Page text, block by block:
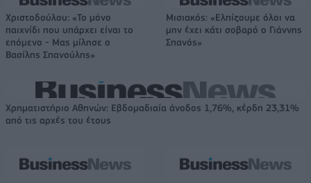
Χριστοδούλου: «Το μόνο
παιχνίδι που υπάρχει είναι το
επόμενο - Μας μίλησε ο
Βασίλης Σπανούλης»
Μισιακός: «Ελπίζουμε όλοι να
μην έχει κάτι σοβαρό ο Γιάννης
Σπανός»
Χρηματιστήριο Αθηνών: Εβδομαδιαία άνοδος 1,76%, κέρδη 23,31%
από τις αρχές του έτους